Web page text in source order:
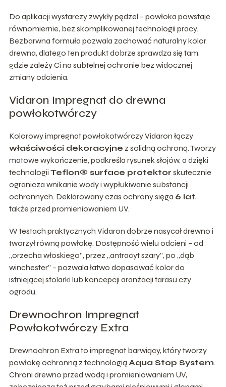
Do aplikacji wystarczy zwykły pędzel – powłoka powstaje
równomiernie, bez skomplikowanej technologii pracy.
Bezbarwna formuła pozwala zachować naturalny kolor
drewna, dlatego ten produkt dobrze sprawdza się tam,
gdzie zależy Ci na subtelnej ochronie bez widocznej
zmiany odcienia.
Vidaron Impregnat do drewna
powłokotwórczy
Kolorowy impregnat powłokotwórczy Vidaron łączy
właściwości dekoracyjne z solidną ochroną. Tworzy
matowe wykończenie, podkreśla rysunek słojów, a dzięki
technologii Teflon® surface protektor skutecznie
ogranicza wnikanie wody i wypłukiwanie substancji
ochronnych. Deklarowany czas ochrony sięga 6 lat,
także przed promieniowaniem UV.
W testach praktycznych Vidaron dobrze nasycał drewno i
tworzył równą powłokę. Dostępność wielu odcieni – od
„orzecha włoskiego”, przez „antracyt szary”, po „dąb
winchester” – pozwala łatwo dopasować kolor do
istniejącej stolarki lub koncepcji aranżacji tarasu czy
ogrodu.
Drewnochron Impregnat
Powłokotwórczy Extra
Drewnochron Extra to impregnat barwiący, który tworzy
powłokę ochronną z technologią Aqua Stop System.
Chroni drewno przed wodą i promieniowaniem UV,